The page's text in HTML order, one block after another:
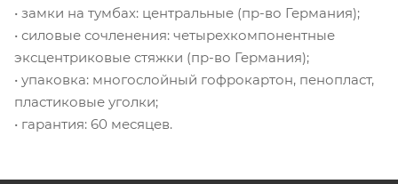
• замки на тумбах: центральные (пр-во Германия);
• силовые сочленения: четырехкомпонентные
эксцентриковые стяжки (пр-во Германия);
• упаковка: многослойный гофрокартон, пенопласт,
пластиковые уголки;
• гарантия: 60 месяцев.